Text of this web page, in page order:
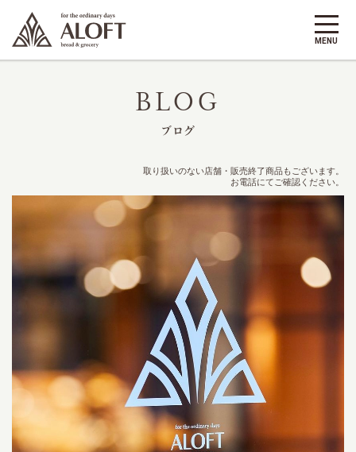
BLOG
ブログ
取り扱いのない店舗・販売終了商品もございます。
お電話にてご確認ください。